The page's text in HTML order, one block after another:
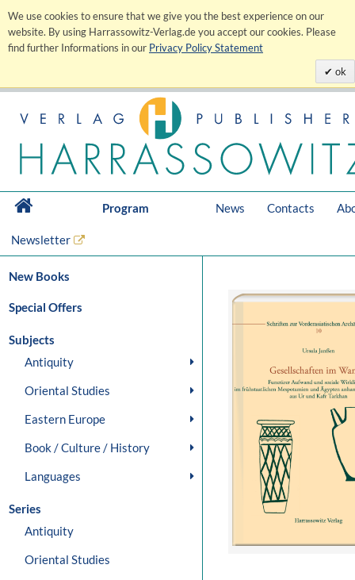
We use cookies to ensure that we give you the best experience on our
website. By using Harrassowitz-Verlag.de you accept our cookies. Please
find further Informations in our Privacy Policy Statement
ok
Program News Contacts
Newsletter
New Books
Special Offers
Subjects
Antiquity
Oriental Studies
Eastern Europe
Book / Culture / History
Languages
Series
Antiquity
Oriental Studies